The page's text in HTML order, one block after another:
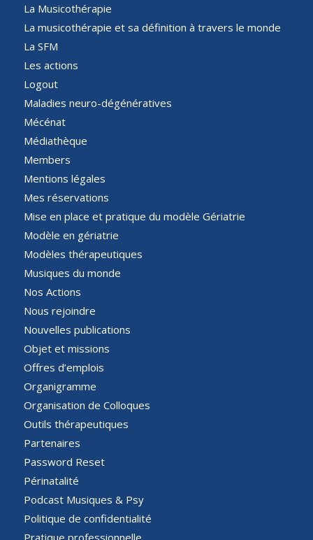
La Musicothérapie
La musicothérapie et sa définition à travers le monde
La SFM
Les actions
Logout
Maladies neuro-dégénératives
Mécénat
Médiathèque
Members
Mentions légales
Mes réservations
Mise en place et pratique du modèle Gériatrie
Modèle en gériatrie
Modèles thérapeutiques
Musiques du monde
Nos Actions
Nous rejoindre
Nouvelles publications
Objet et missions
Offres d’emplois
Organigramme
Organisation de Colloques
Outils thérapeutiques
Partenaires
Password Reset
Périnatalité
Podcast Musiques & Psy
Politique de confidentialité
Pratique professionnelle